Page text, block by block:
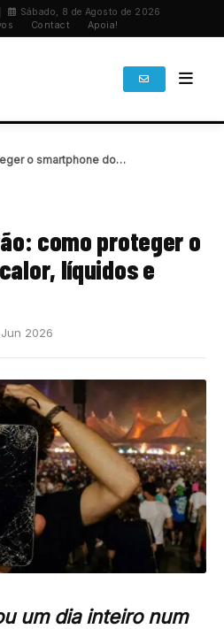
Sábado, 8 de Agosto de 2026
Contact Apoia!
o smartphone do…
como proteger o
líquidos e
Jun 2026
um dia inteiro num